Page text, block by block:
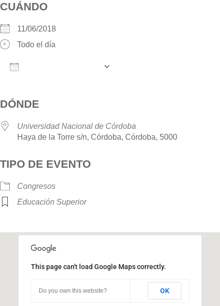
CUÁNDO
11/06/2018
Todo el día
DÓNDE
Universidad Nacional de Córdoba
Haya de la Torre s/n, Córdoba, Córdoba, 5000
TIPO DE EVENTO
Congresos
Educación Superior
This page can't load Google Maps correctly.
Do you own this website? OK